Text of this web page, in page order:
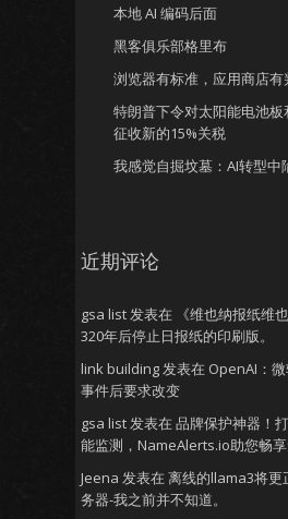
本地 AI 编码后面
黑客俱乐部格里布
浏览器有标准，应用商店有
特朗普下令对太阳能电池
征收新的15%关税
我感觉自掘坟墓：AI转型中
近期评论
gsa list发表在
《维也纳报纸维
320年后停止日报纸的印刷版。
link building发表在 OpenAI：
事件后要求改变
gsa list发表在 品牌保护神器！
能监测，NameAlerts.io助您畅
Jeena 发表在 离线的llama3将更
务器-我之前并不知道。